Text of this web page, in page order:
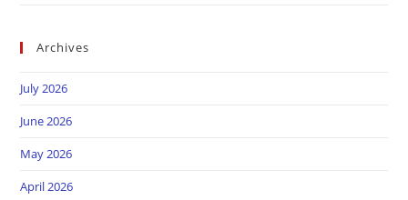
Archives
July 2026
June 2026
May 2026
April 2026